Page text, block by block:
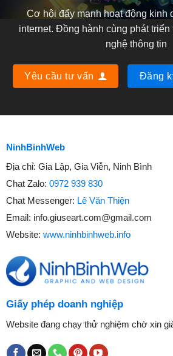
Cơ hội đẩy mạnh hoạt động kinh
internet. Đồng hành cùng phát
nghệ thông tin
Yêu cầu tư vấn Đăng
NinhBinhWeb
Địa chỉ: Gia Lập, Gia Viễn, Ninh Bình
Chat Zalo: 0972 939 830
Chat Messenger: Lê Văn Thiện
Email: info.giuseart.com@gmail.com
Website: www.ninhbinhweb.info
Giấy phép doanh nghiệp
Website đang chạy thử nghiệm chờ xin